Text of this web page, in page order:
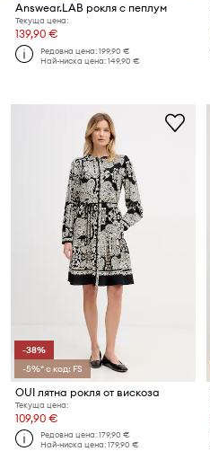
Answear.LAB рокля с пеплум
Текуща цена:
139,90 €
Редовна цена:199,90 €
Най-ниска цена:149,90 €
-38%
-5%* с код: FS
OUI лятна рокля от вискоза
Текуща цена:
109,90 €
Редовна цена:179,90 €
Най-ниска цена:179,90 €